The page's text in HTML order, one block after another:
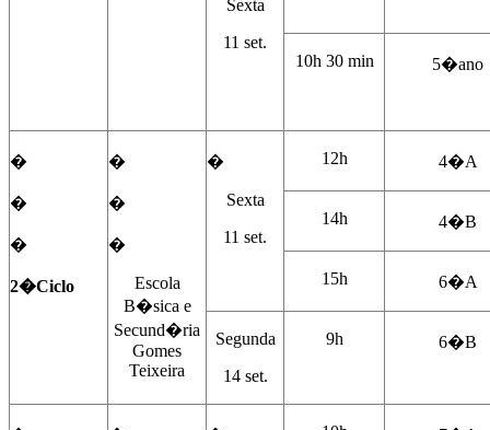
Sexta
11 set.
10h 30 min 5�ano
�
�
�
2�Ciclo
�
�
�
Escola
B�sica e
Secund�ria
Gomes
Teixeira
�
Sexta
11 set.
12h 4�A
14h 4�B
15h 6�A
Segunda
14 set.
9h 6�B